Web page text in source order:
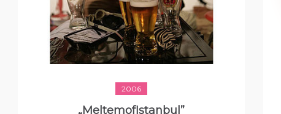
2006
„MeltemofIstanbul”